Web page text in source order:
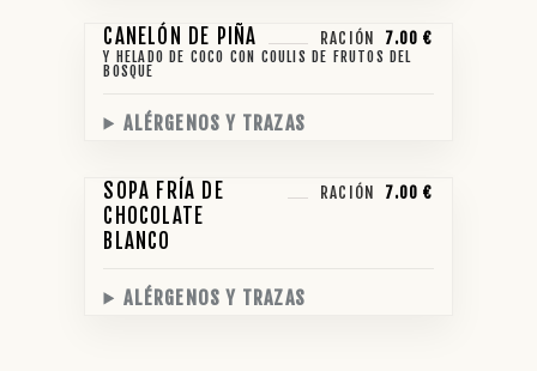
CANELÓN DE PIÑA RACIÓN 7.00 €
Y HELADO DE COCO CON COULIS DE FRUTOS DEL
BOSQUE
ALÉRGENOS Y TRAZAS
SOPA FRÍA DE
CHOCOLATE
BLANCO
RACIÓN 7.00 €
ALÉRGENOS Y TRAZAS